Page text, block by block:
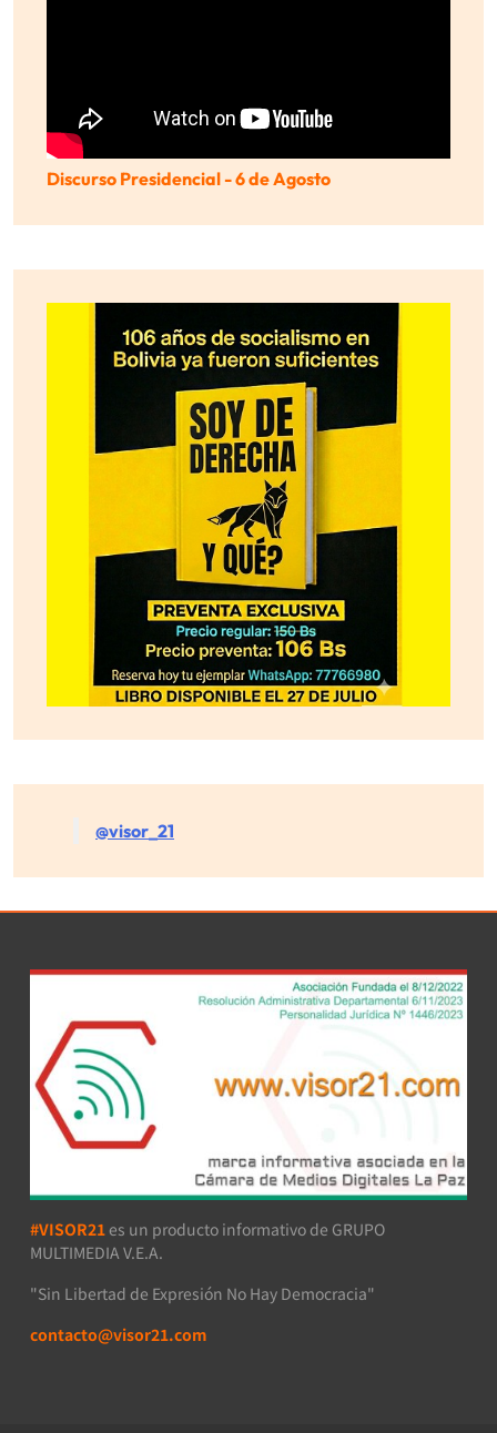
Discurso Presidencial - 6 de Agosto
@visor_21
#VISOR21 es un producto informativo de GRUPO
MULTIMEDIA V.E.A.
"Sin Libertad de Expresión No Hay Democracia"
contacto@visor21.com